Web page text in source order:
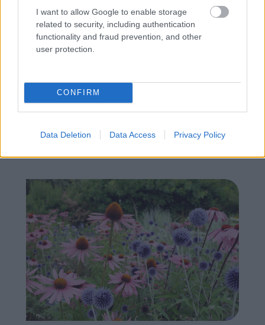
I want to allow Google to enable storage
related to security, including authentication
functionality and fraud prevention, and other
user protection.
CONFIRM
Data Deletion Data Access Privacy Policy
zdrojTvorivé bývanie 4/2017
Komentovať
Chovateľstvo
chov hydiny
chov sliepok
kuríny sliepky